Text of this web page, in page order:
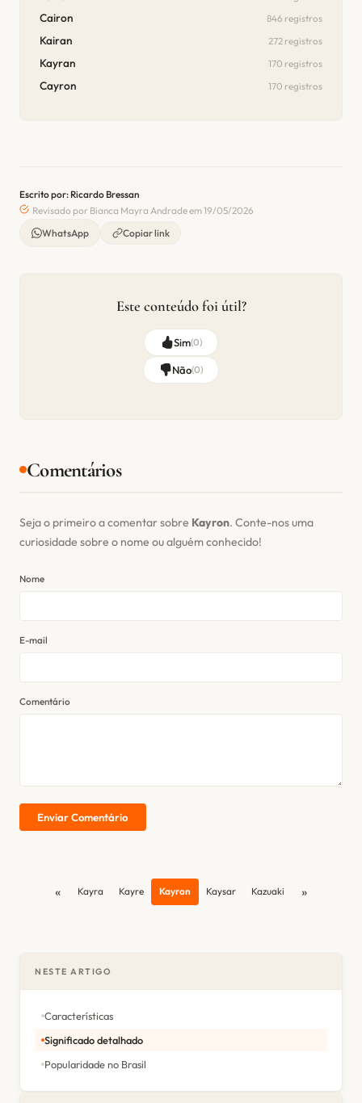
Cairon 846 registros
Kairan 272 registros
Kayran 170 registros
Cayron 170 registros
Escrito por: Ricardo Bressan
Revisado por Bianca Mayra Andrade em 19/05/2026
WhatsApp
Copiar link
Este conteúdo foi útil?
Sim(0)
Não(0)
Comentários
Seja o primeiro a comentar sobre Kayron. Conte-nos uma
curiosidade sobre o nome ou alguém conhecido!
Nome
E-mail
Comentário
Enviar Comentário
« Kayra Kayre Kayron Kaysar Kazuaki »
NESTE ARTIGO
Características
Significado detalhado
Popularidade no Brasil